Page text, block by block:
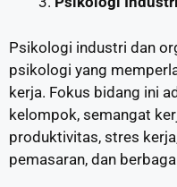
Psikologi industri dan
psikologi yang
kerja. Fokus bidang ini
kelompok, semangat
produktivitas, stres
pemasaran, dan